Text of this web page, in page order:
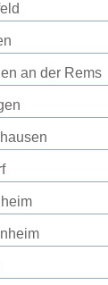
an der Rems